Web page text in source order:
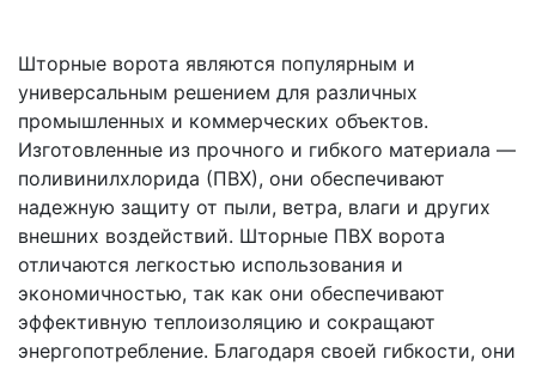
Шторные ворота являются популярным и
универсальным решением для различных
промышленных и коммерческих объектов.
Изготовленные из прочного и гибкого материала —
поливинилхлорида (ПВХ), они обеспечивают
надежную защиту от пыли, ветра, влаги и других
внешних воздействий. Шторные ПВХ ворота
отличаются легкостью использования и
экономичностью, так как они обеспечивают
эффективную теплоизоляцию и сокращают
энергопотребление. Благодаря своей гибкости, они